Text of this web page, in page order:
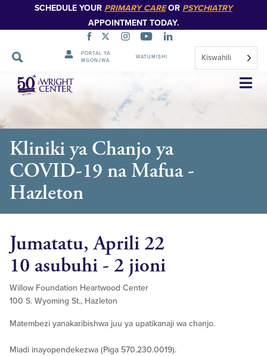
SCHEDULE YOUR PRIMARY CAREOR PSYCHIATRY
APPOINTMENT TODAY.
PORTAL YA
MGONJWA
WATUMISHI Kiswahili
Ruka
Urambazaji
Kliniki ya Chanjo ya
COVID-19 na Mafua -
Hazleton
Jumatatu, Aprili 22
10 asubuhi - 2 jioni
Willow Foundation Heartwood Center
100 S. Wyoming St., Hazleton
Matembezi yanakaribishwa juu ya upatikanaji wa chanjo.
Miadi inayopendekezwa (Piga 570.230.0019).